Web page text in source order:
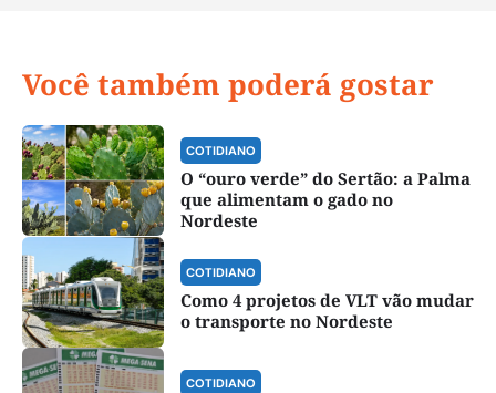
Você também poderá gostar
COTIDIANO
O “ouro verde” do Sertão: a Palma
que alimentam o gado no
Nordeste
COTIDIANO
Como 4 projetos de VLT vão mudar
o transporte no Nordeste
COTIDIANO